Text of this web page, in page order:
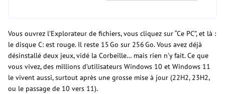
Vous ouvrez l’Explorateur de fichiers, vous cliquez sur “Ce PC”, et là :
le disque C: est rouge. Il reste 15 Go sur 256 Go. Vous avez déjà
désinstallé deux jeux, vidé la Corbeille… mais rien n’y fait. Ce que
vous vivez, des millions d’utilisateurs Windows 10 et Windows 11
le vivent aussi, surtout après une grosse mise à jour (22H2, 23H2,
ou le passage de 10 vers 11).